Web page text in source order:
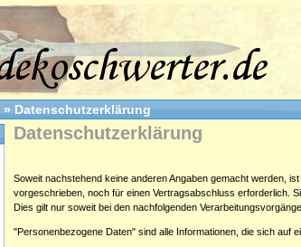
» Datenschutzerklärung
Datenschutzerklärung
Soweit nachstehend keine anderen Angaben gemacht werden,
vorgeschrieben, noch für einen Vertragsabschluss erforderlich.
Dies gilt nur soweit bei den nachfolgenden
"Personenbezogene Daten" sind alle Informationen, die sich auf